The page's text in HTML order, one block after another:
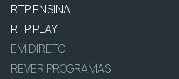
RTP ENSINA
RTP PLAY
EM DIRETO
REVER PROGRAMAS